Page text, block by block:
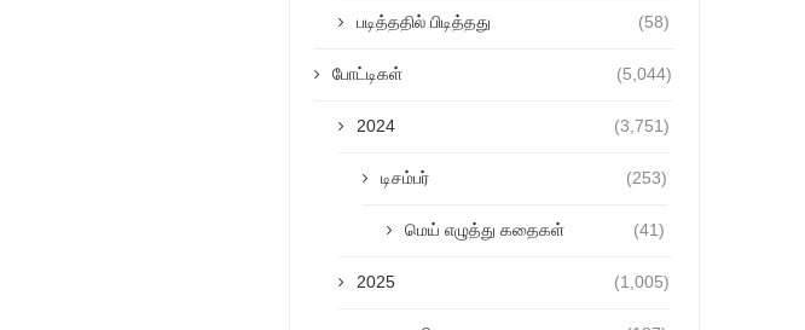
படித்ததில் பிடித்தது (58)
போட்டிகள் (5,044)
2024 (3,751)
டிசம்பர் (253)
மெய் எழுத்து கதைகள் (41)
2025 (1,005)